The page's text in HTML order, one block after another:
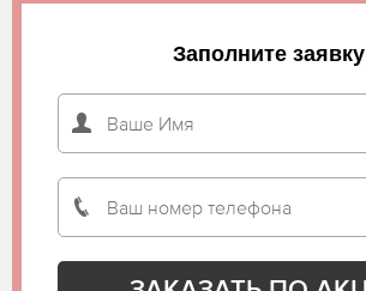
Заполните заявку